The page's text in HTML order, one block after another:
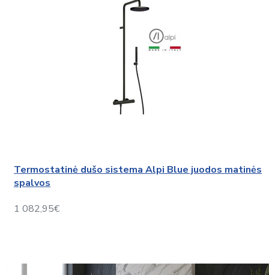
Termostatinė dušo sistema Alpi Blue juodos matinės
spalvos
1 082,95€